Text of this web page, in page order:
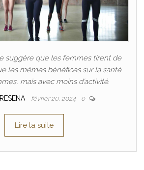
suggère que les femmes tirent de
les mêmes bénéfices sur la santé
mais avec moins d’activité.
février 20, 2024 0
Lire la suite